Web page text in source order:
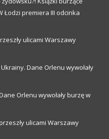
Łodzi premiera III odcinka
ulicami Warszawy
Dane Orlenu wywołały
Orlenu wywołały burzę w
ulicami Warszawy